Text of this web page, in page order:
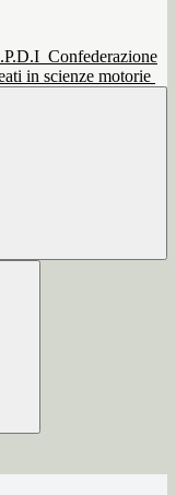
Confederazione
in scienze motorie